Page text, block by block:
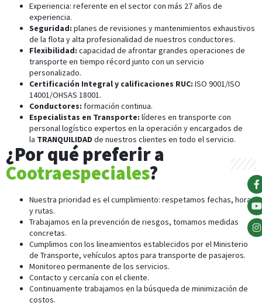
Experiencia: referente en el sector con más 27 años de
experiencia.
Seguridad: planes de revisiones y mantenimientos exhaustivos
de la flota y alta profesionalidad de nuestros conductores.
Flexibilidad: capacidad de afrontar grandes operaciones de
transporte en tiempo récord junto con un servicio
personalizado.
Certificación Integral y calificaciones RUC: ISO 9001/ISO
14001/OHSAS 18001.
Conductores: formación continua.
Especialistas en Transporte: líderes en transporte con
personal logístico expertos en la operación y encargados de
la TRANQUILIDAD de nuestros clientes en todo el servicio.
¿Por qué preferir a
Cootraespeciales?
Nuestra prioridad es el cumplimiento: respetamos fechas, horas
y rutas.
Trabajamos en la prevención de riesgos, tomamos medidas
concretas.
Cumplimos con los lineamientos establecidos por el Ministerio
de Transporte, vehículos aptos para transporte de pasajeros.
Monitoreo permanente de los servicios.
Contacto y cercanía con el cliente.
Continuamente trabajamos en la búsqueda de minimización de
costos.